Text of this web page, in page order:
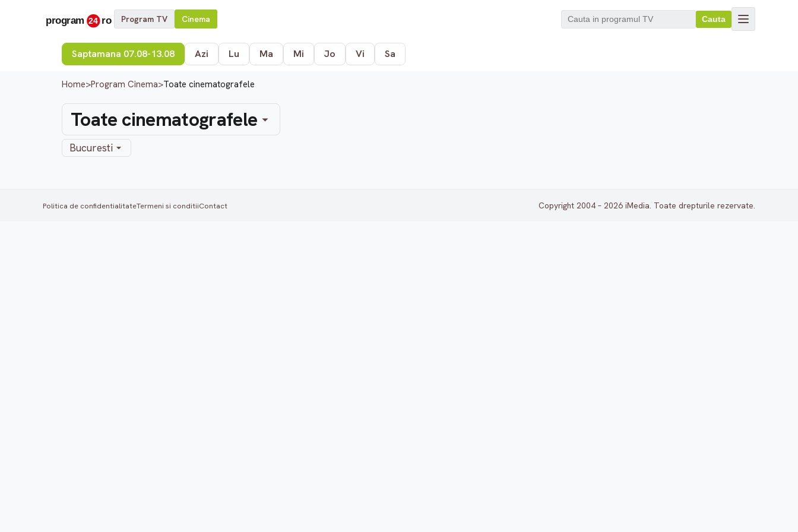
Program TV Cinema Cauta
Saptamana 07.08-13.08 Azi Lu Ma Mi Jo Vi Sa
Home>Program Cinema>Toate cinematografele
Toate cinematografele
Bucuresti
Politica de confidentialitateTermeni si conditiiContact Copyright 2004 – 2026 iMedia. Toate drepturile rezervate.